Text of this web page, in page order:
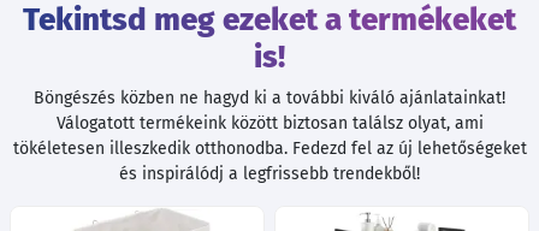
Tekintsd meg ezeket a termékeket
is!
Böngészés közben ne hagyd ki a további kiváló ajánlatainkat!
Válogatott termékeink között biztosan találsz olyat, ami
tökéletesen illeszkedik otthonodba. Fedezd fel az új lehetőségeket
és inspirálódj a legfrissebb trendekből!